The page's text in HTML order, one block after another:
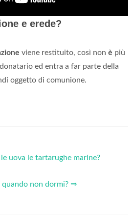
e erede?
viene restituito, così non è più
ed entra a far parte della
oggetto di comunione.
uova le tartarughe marine?
quando non dormi? ⇒